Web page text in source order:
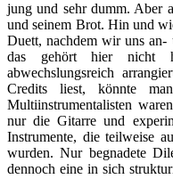
jung und sehr dumm. Aber
und seinem Brot. Hin und
Duett, nachdem wir uns an-
das gehört hier nicht
abwechslungsreich
Credits liest, könnte
Multiinstrumentalisten
nur die Gitarre und
Instrumente, die teilweise
wurden. Nur begnadete
dennoch eine in sich